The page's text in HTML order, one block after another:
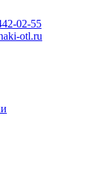
02-55
otl.ru